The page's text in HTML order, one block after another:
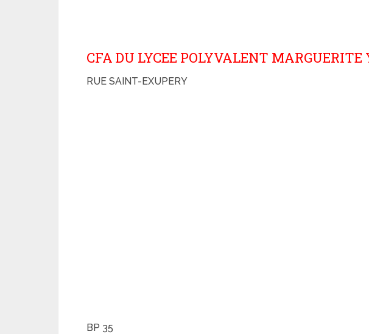
CFA DU LYCEE POLYVALENT MARGUERITE
RUE SAINT-EXUPERY
BP 35